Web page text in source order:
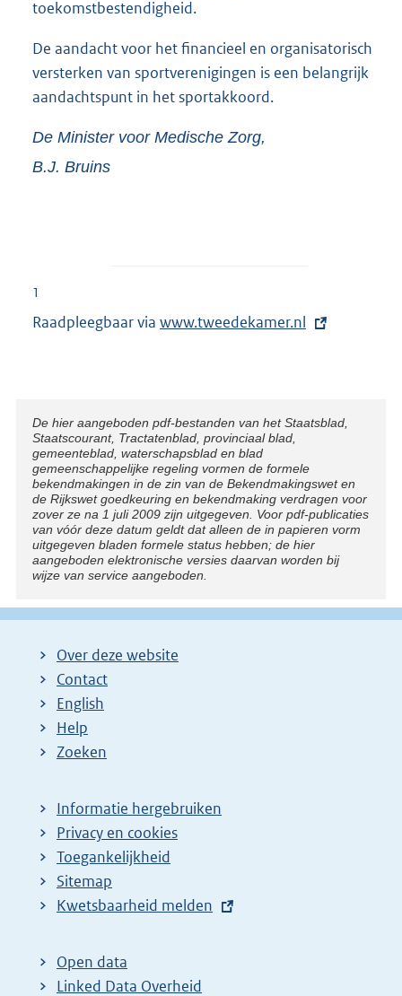
toekomstbestendigheid.
De aandacht voor het financieel en organisatorisch
versterken van sportverenigingen is een belangrijk
aandachtspunt in het sportakkoord.
De Minister voor Medische Zorg,
B.J. Bruins
1
Raadpleegbaar via E
r
n
e
l
i
n
k
www.tweedekamer.nl
Disclaimer
De hier aangeboden pdf-bestanden van het Staatsblad,
Staatscourant, Tractatenblad, provinciaal blad,
gemeenteblad, waterschapsblad en blad
gemeenschappelijke regeling vormen de formele
bekendmakingen in de zin van de Bekendmakingswet en
de Rijkswet goedkeuring en bekendmaking verdragen voor
zover ze na 1 juli 2009 zijn uitgegeven. Voor pdf-publicaties
van vóór deze datum geldt dat alleen de in papieren vorm
uitgegeven bladen formele status hebben; de hier
aangeboden elektronische versies daarvan worden bij
wijze van service aangeboden.
Over deze website
Contact
English
Help
Zoeken
Informatie hergebruiken
Privacy en cookies
Toegankelijkheid
Sitemap
E
t
e
Kwetsbaarheid melden
Open data
Linked Data Overheid